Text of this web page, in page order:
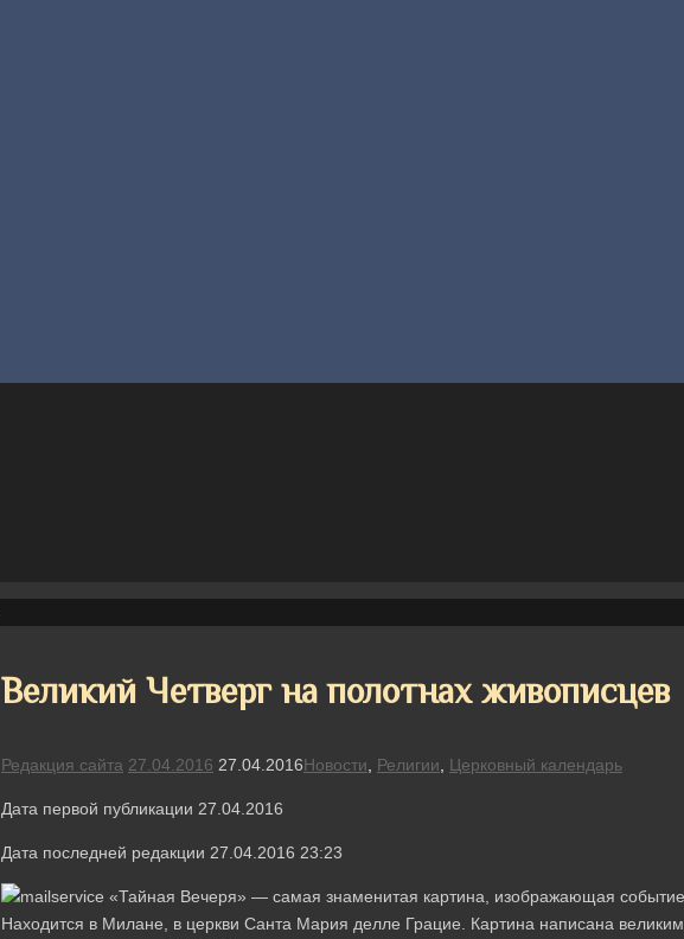
Великий Четверг на полотнах живописцев
Редакция сайта 27.04.2016 27.04.2016Новости Религии Церковный календарь
Дата первой публикации 27.04.2016
Дата последней редакции 27.04.2016 23:23
«Тайная Вечеря» — самая знаменитая картина, изображающая событие
Находится в Милане, в церкви Санта Мария делле Грацие. Картина написана